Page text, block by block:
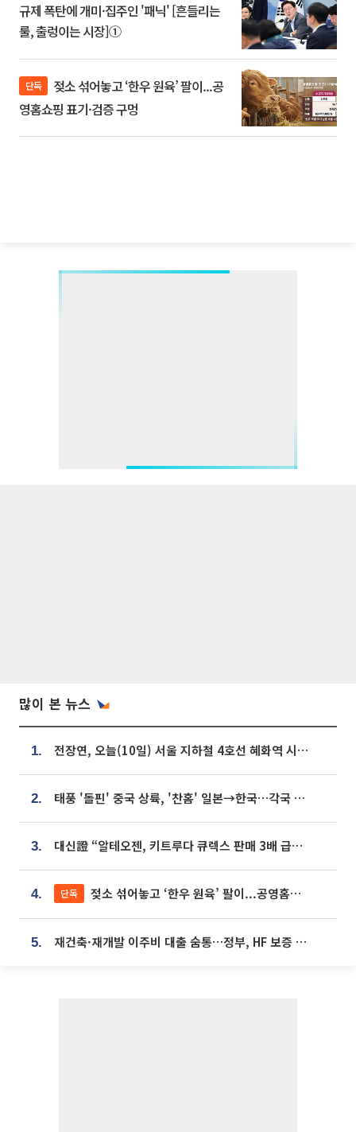
규제 폭탄에 개미·집주인 '패닉' [흔들리는
룰, 출렁이는 시장]①
단독
영홈쇼핑 표기·검증 구멍
많이 본 뉴스
1. 전장연, 오늘(10일) 서울 지하철 4호선 혜화역 시위…1호선 용산역 무정차
2. 태풍 '돌핀' 중국 상륙, '찬홈' 일본→한국…각국 기상청 예상 경로는?
3. 대신證 “알테오젠, 키트루다 큐렉스 판매 3배 급증…목표가 41만원 상향”
4. 단독 젖소 섞어놓고 ‘한우 원육’ 팔이...공영홈쇼핑 표기·검증 구멍
5. 재건축·재개발 이주비 대출 숨통…정부, HF 보증 신설 추진